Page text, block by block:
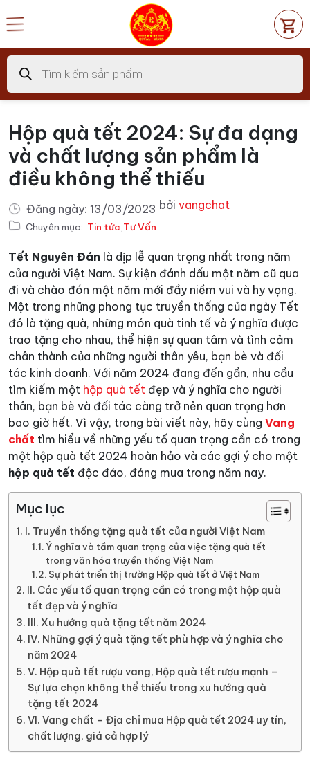
đến
dung
Tìm
kiếm
sản
phẩm
Hộp quà tết 2024: Sự đa dạng
và chất lượng sản phẩm là
điều không thể thiếu
Đăng ngày: 13/03/2023 bởi vangchat
Chuyên mục: Tin tức,Tư Vấn
Tết Nguyên Đán là dịp lễ quan trọng nhất trong năm
của người Việt Nam. Sự kiện đánh dấu một năm cũ qua
đi và chào đón một năm mới đầy niềm vui và hy vọng.
Một trong những phong tục truyền thống của ngày Tết
đó là tặng quà, những món quà tinh tế và ý nghĩa được
trao tặng cho nhau, thể hiện sự quan tâm và tình cảm
chân thành của những người thân yêu, bạn bè và đối
tác kinh doanh. Với năm 2024 đang đến gần, nhu cầu
tìm kiếm một hộp quà tết đẹp và ý nghĩa cho người
thân, bạn bè và đối tác càng trở nên quan trọng hơn
bao giờ hết. Vì vậy, trong bài viết này, hãy cùng Vang
chất tìm hiểu về những yếu tố quan trọng cần có trong
một hộp quà tết 2024 hoàn hảo và các gợi ý cho một
hộp quà tết độc đáo, đáng mua trong năm nay.
Mục lục
I. Truyền thống tặng quà tết của người Việt Nam
Ý nghĩa và tầm quan trọng của việc tặng quà tết
trong văn hóa truyền thống Việt Nam
Sự phát triển thị trường Hộp quà tết ở Việt Nam
II. Các yếu tố quan trọng cần có trong một hộp quà
tết đẹp và ý nghĩa
III. Xu hướng quà tặng tết năm 2024
IV. Những gợi ý quà tặng tết phù hợp và ý nghĩa cho
năm 2024
V. Hộp quà tết rượu vang, Hộp quà tết rượu mạnh –
Sự lựa chọn không thể thiếu trong xu hướng quà
tặng tết 2024
VI. Vang chất – Địa chỉ mua Hộp quà tết 2024 uy tín,
chất lượng, giá cả hợp lý